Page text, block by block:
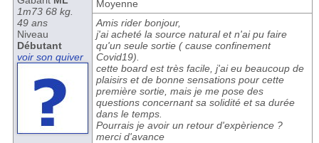
1m73 68 kg.
49 ans
Niveau
Débutant
voir son quiver
Moyenne
Amis rider bonjour,
j'ai acheté la source natural et n'ai pu faire
qu'un seule sortie ( cause confinement
Covid19).
cette board est très facile, j'ai eu beaucoup de
plaisirs et de bonne sensations pour cette
première sortie, mais je me pose des
questions concernant sa solidité et sa durée
dans le temps.
Pourrais je avoir un retour d'expèrience ?
merci d'avance